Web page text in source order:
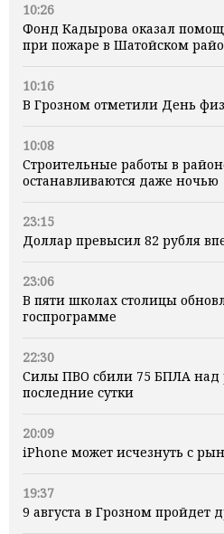
10:26
Фонд Кадырова оказал
при пожаре в Шатойском
10:16
В Грозном отметили День
10:08
Строительные работы в
останавливаются даже ночью
23:15
Доллар превысил 82 рубля
23:06
В пяти школах столицы
госпрограмме
22:30
Силы ПВО сбили 75 БПЛА над
последние сутки
20:09
iPhone может исчезнуть с
19:37
9 августа в Грозном пройдет